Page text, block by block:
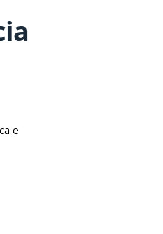
e